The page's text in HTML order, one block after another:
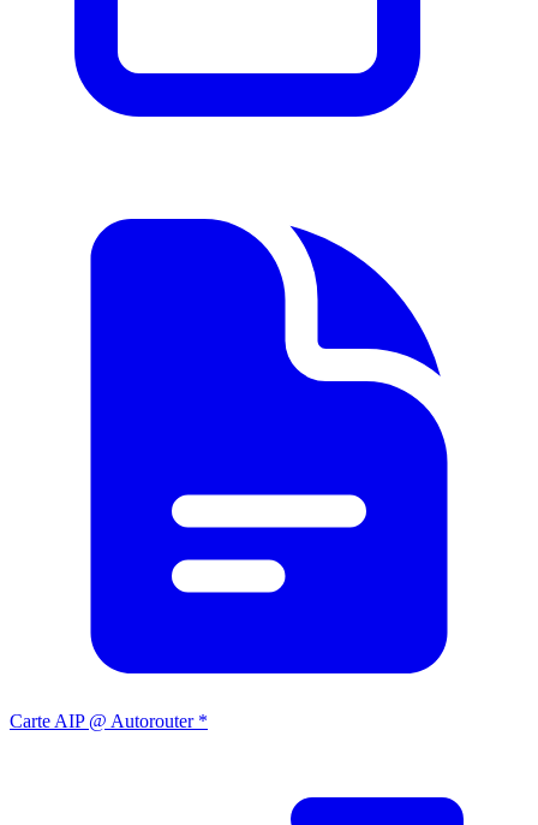
Carte AIP @ Autorouter *